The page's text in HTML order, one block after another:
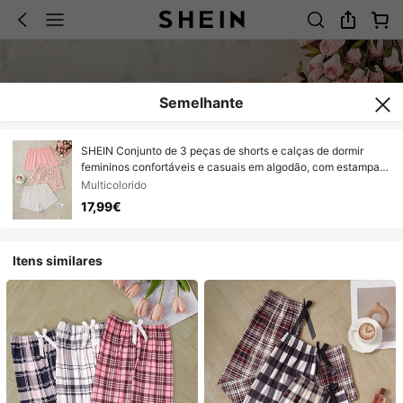
Semelhante
SHEIN Conjunto de 3 peças de shorts e calças de dormir
femininos confortáveis e casuais em algodão, com estampas
florais multicoloridas e cores lisas.
Multicolorido
17,99€
Itens similares